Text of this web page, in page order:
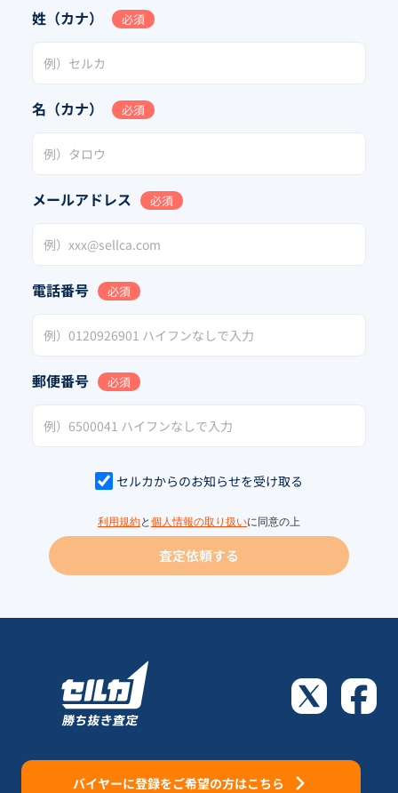
姓（カナ） 必須
名（カナ） 必須
メールアドレス 必須
電話番号 必須
郵便番号 必須
セルカからのお知らせを受け取る
利用規約と 個人情報の取り扱いに同意の上
査定依頼する
バイヤーに登録をご希望の方はこちら